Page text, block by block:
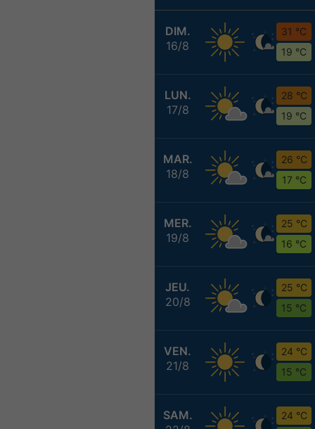
DIM.
16/8
31 °C
19 °C
LUN.
17/8
28 °C
19 °C
MAR.
18/8
26 °C
17 °C
MER.
19/8
25 °C
16 °C
JEU.
20/8
25 °C
15 °C
VEN.
21/8
24 °C
15 °C
SAM.
24 °C